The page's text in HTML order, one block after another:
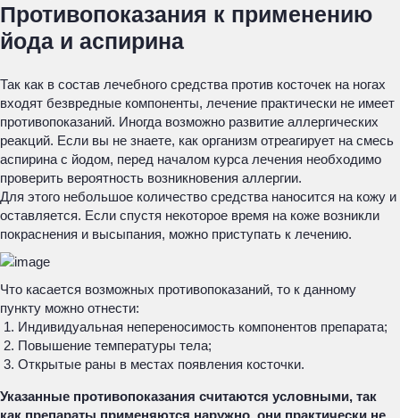
Противопоказания к применению
йода и аспирина
Так как в состав лечебного средства против косточек на ногах
входят безвредные компоненты, лечение практически не имеет
противопоказаний. Иногда возможно развитие аллергических
реакций. Если вы не знаете, как организм отреагирует на смесь
аспирина с йодом, перед началом курса лечения необходимо
проверить вероятность возникновения аллергии.
Для этого небольшое количество средства наносится на кожу и
оставляется. Если спустя некоторое время на коже возникли
покраснения и высыпания, можно приступать к лечению.
Что касается возможных противопоказаний, то к данному
пункту можно отнести:
Индивидуальная непереносимость компонентов препарата;
Повышение температуры тела;
Открытые раны в местах появления косточки.
Указанные противопоказания считаются условными, так
как препараты применяются наружно, они практически не